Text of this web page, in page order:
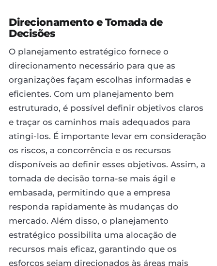
Direcionamento e Tomada de
Decisões
O planejamento estratégico fornece o
direcionamento necessário para que as
organizações façam escolhas informadas e
eficientes. Com um planejamento bem
estruturado, é possível definir objetivos claros
e traçar os caminhos mais adequados para
atingi-los. É importante levar em consideração
os riscos, a concorrência e os recursos
disponíveis ao definir esses objetivos. Assim, a
tomada de decisão torna-se mais ágil e
embasada, permitindo que a empresa
responda rapidamente às mudanças do
mercado. Além disso, o planejamento
estratégico possibilita uma alocação de
recursos mais eficaz, garantindo que os
esforços sejam direcionados às áreas mais